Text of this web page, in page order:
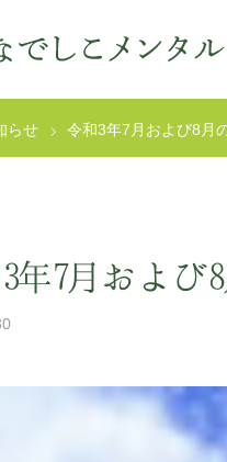
らせ 令和3年7月および8月
年7月および